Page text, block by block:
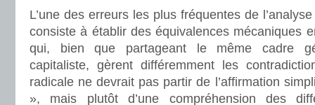
L’une des erreurs les plus fréquentes de
consiste à établir des équivalences mécaniques
qui, bien que partageant le même cadre
capitaliste, gèrent différemment les
radicale ne devrait pas partir de l’affirmation
», mais plutôt d’une compréhension des